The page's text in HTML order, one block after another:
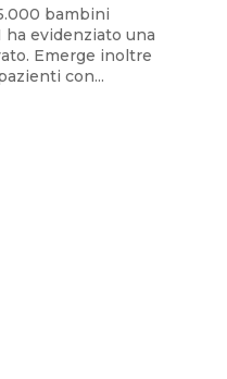
bambini
evidenziato una
Emerge inoltre
con...